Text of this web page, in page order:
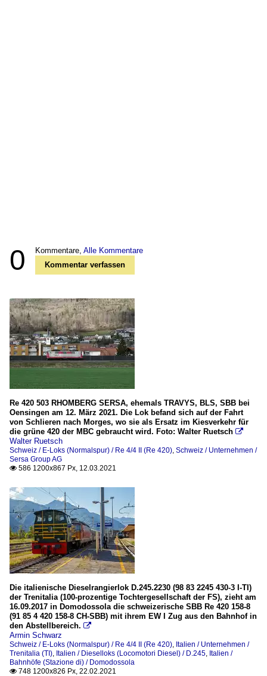
0 Kommentare, Alle Kommentare
Kommentar verfassen
Re 420 503 RHOMBERG SERSA, ehemals TRAVYS, BLS, SBB bei
Oensingen am 12. März 2021. Die Lok befand sich auf der Fahrt
von Schlieren nach Morges, wo sie als Ersatz im Kiesverkehr für
die grüne 420 der MBC gebraucht wird. Foto: Walter Ruetsch 
Walter Ruetsch
Schweiz / E-Loks (Normalspur) / Re 4/4 II (Re 420), Schweiz / Unternehmen /
Sersa Group AG
 586 1200x867 Px, 12.03.2021
Die italienische Dieselrangierlok D.245.2230 (98 83 2245 430-3 I-TI)
der Trenitalia (100-prozentige Tochtergesellschaft der FS), zieht am
16.09.2017 in Domodossola die schweizerische SBB Re 420 158-8
(91 85 4 420 158-8 CH-SBB) mit ihrem EW I Zug aus den Bahnhof in
den Abstellbereich. 
Armin Schwarz
Schweiz / E-Loks (Normalspur) / Re 4/4 II (Re 420), Italien / Unternehmen /
Trenitalia (TI), Italien / Dieselloks (Locomotori Diesel) / D.245, Italien /
Bahnhöfe (Stazione di) / Domodossola
 748 1200x826 Px, 22.02.2021